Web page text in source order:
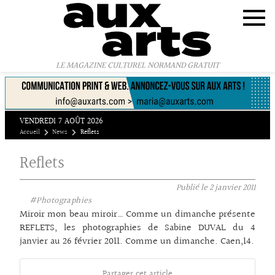
LE MAGAZINE CULTUREL NORMAND GRATUIT
VENDREDI 7 AOÛT 2026
Accueil News Reflets
Reflets
Publié le2 janvier 2011
#Photographies
Miroir mon beau miroir… Comme un dimanche présente
REFLETS, les photographies de Sabine DUVAL du 4
janvier au 26 février 2011. Comme un dimanche. Caen,14.
Panneau de gestion des cookies